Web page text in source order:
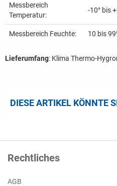
Messbereich
Temperatur:
-10° bis
Messbereich Feuchte: 10 bis
Lieferumfang: Klima Thermo-
DIESE ARTIKEL KÖNNTE
Rechtliches
AGB